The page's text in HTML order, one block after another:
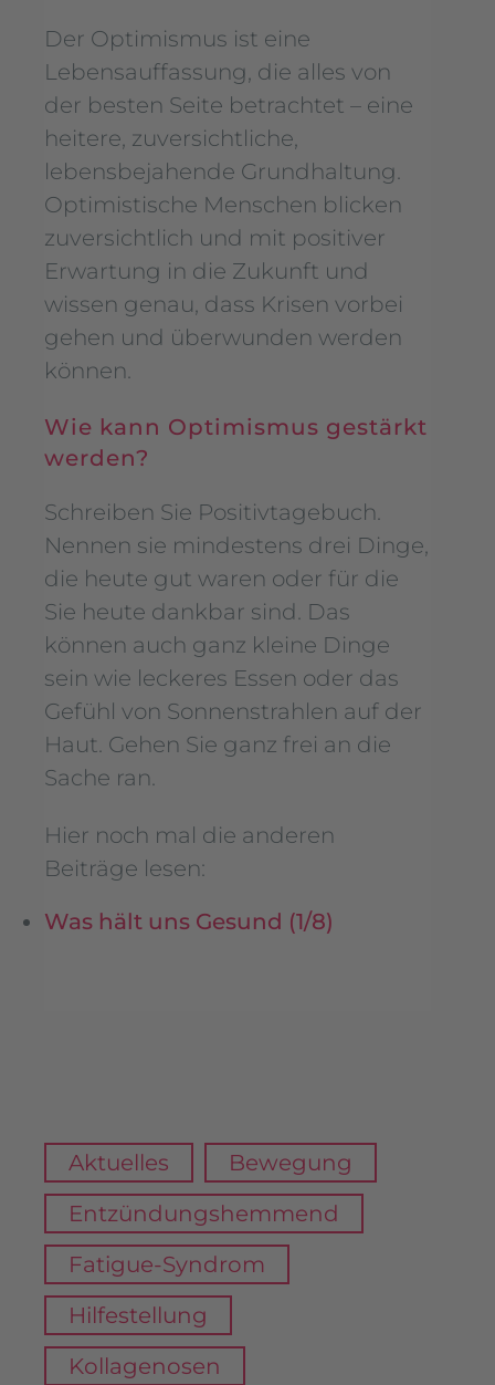
Der Optimismus ist eine
Lebensauffassung, die alles von
der besten Seite betrachtet – eine
heitere, zuversichtliche,
lebensbejahende Grundhaltung.
Optimistische Menschen blicken
zuversichtlich und mit positiver
Erwartung in die Zukunft und
wissen genau, dass Krisen vorbei
gehen und überwunden werden
können.
Wie kann Optimismus gestärkt
werden?
Schreiben Sie Positivtagebuch.
Nennen sie mindestens drei Dinge,
die heute gut waren oder für die
Sie heute dankbar sind. Das
können auch ganz kleine Dinge
sein wie leckeres Essen oder das
Gefühl von Sonnenstrahlen auf der
Haut. Gehen Sie ganz frei an die
Sache ran.
Hier noch mal die anderen
Beiträge lesen:
Was hält uns Gesund (1/8)
Aktuelles
Bewegung
Entzündungshemmend
Fatigue-Syndrom
Hilfestellung
Kollagenosen